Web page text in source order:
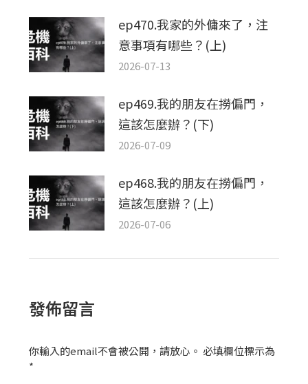
ep470.我家的外傭來了，注
意事項有哪些？(上)
2026-07-13
ep469.我的朋友在撈偏門，
這該怎麼辦？(下)
2026-07-09
ep468.我的朋友在撈偏門，
這該怎麼辦？(上)
2026-07-06
發佈留言
你輸入的email不會被公開，請放心。 必填欄位標示為
*